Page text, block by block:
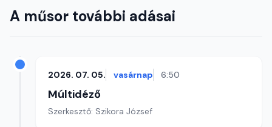
A műsor további adásai
2026. 07. 05. vasárnap 6:50
Múltidéző
Szerkesztő: Szikora József